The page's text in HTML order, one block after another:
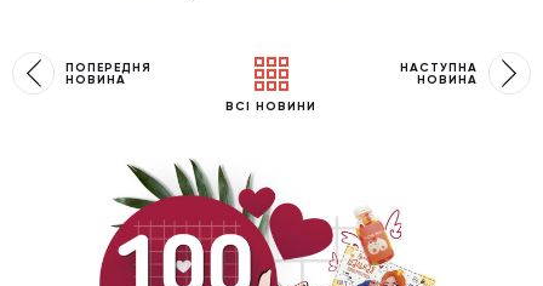
ПОПЕРЕДНЯ
НОВИНА
ВСІ НОВИНИ
НАСТУПНА
НОВИНА